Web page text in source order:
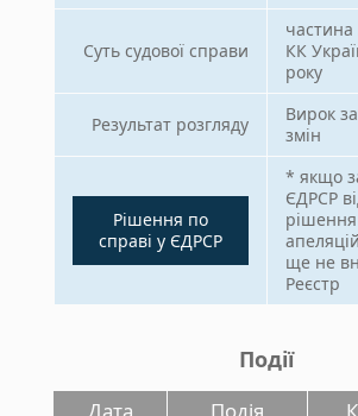
Суть судової справи
частина
КК
року
Результат розгляду
Вирок
змін
Рішення по
справі у ЄДРСР
* якщо
ЄДРСР
рішення
ще не
Реєстр
Події